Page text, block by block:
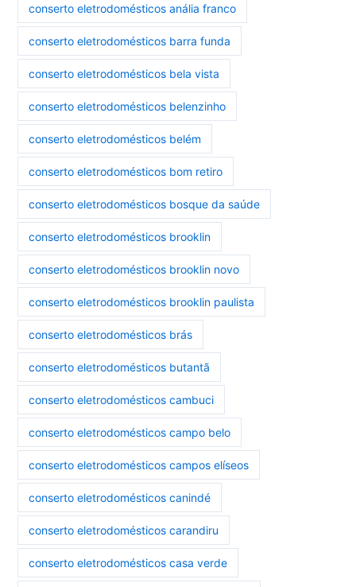
conserto eletrodomésticos anália franco
conserto eletrodomésticos barra funda
conserto eletrodomésticos bela vista
conserto eletrodomésticos belenzinho
conserto eletrodomésticos belém
conserto eletrodomésticos bom retiro
conserto eletrodomésticos bosque da saúde
conserto eletrodomésticos brooklin
conserto eletrodomésticos brooklin novo
conserto eletrodomésticos brooklin paulista
conserto eletrodomésticos brás
conserto eletrodomésticos butantã
conserto eletrodomésticos cambuci
conserto eletrodomésticos campo belo
conserto eletrodomésticos campos elíseos
conserto eletrodomésticos canindé
conserto eletrodomésticos carandiru
conserto eletrodomésticos casa verde